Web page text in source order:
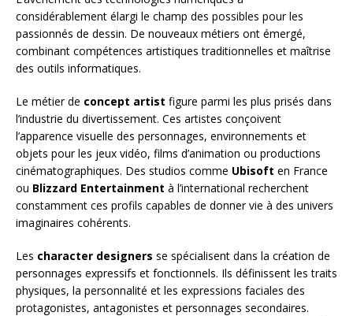
considérablement élargi le champ des possibles pour les
passionnés de dessin. De nouveaux métiers ont émergé,
combinant compétences artistiques traditionnelles et maîtrise
des outils informatiques.
Le métier de concept artist figure parmi les plus prisés dans
l’industrie du divertissement. Ces artistes conçoivent
l’apparence visuelle des personnages, environnements et
objets pour les jeux vidéo, films d’animation ou productions
cinématographiques. Des studios comme Ubisoft en France
ou Blizzard Entertainment à l’international recherchent
constamment ces profils capables de donner vie à des univers
imaginaires cohérents.
Les character designers se spécialisent dans la création de
personnages expressifs et fonctionnels. Ils définissent les traits
physiques, la personnalité et les expressions faciales des
protagonistes, antagonistes et personnages secondaires.